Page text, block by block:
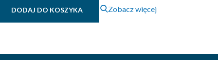
DODAJ DO KOSZYKA Zobacz więcej